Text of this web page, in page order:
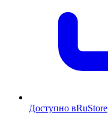
Доступно вRuStore